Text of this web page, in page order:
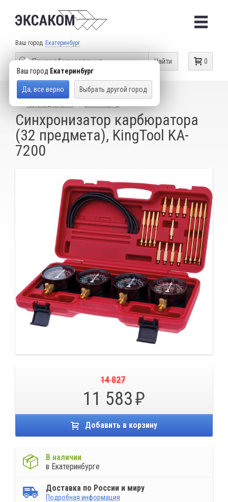
Ваш город Екатеринбург
Ваш город Екатеринбург
Да, все верно Выбрать другой город
0
Найти
КАТАЛОГ ТОВАРОВ
ДИАГНОСТИЧЕСКОЕ ОБОРУДОВАНИЕ
Синхронизатор карбюратора
(32 предмета), KingTool KA-
7200
14 827
11 583
Добавить в корзину
В наличии
в Екатеринбурге
Доставка по России и миру
Подробная информация